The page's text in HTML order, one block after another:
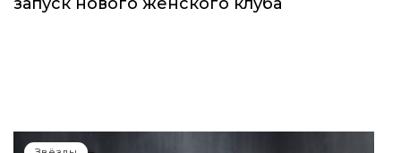
Звёзды